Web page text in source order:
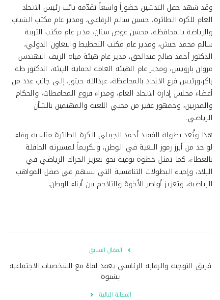
وقد شهد حفل التدشين حضوراً واسعاً تقدّمه نائب رئيس الاتحاد
العام للكرة الطائرة، حسين سالم الرفاعي، ومدير عام مكتب الشباب
والرياضة بالمحافظة، محسن عوض سنان، مدير عام مكتب التربية
سالم محمد حنش، ومدير عام مكتب التخطيط والتعاون الدولي،
الدكتور أحمد صالح عبدالحق، مدير عام هيئة مياه الريف النهندس
مروان بارويس، ومدير عام الهيئة العامة لحماية البيئة، الدكتور طه
باكر،ورئيس فرع الاتحاد بالمحافظة، عبدالله حبتور، إلى جانب عدد من
أعضاء مجلس إدارة الاتحاد العام، ومدراء فروع المحافظات، والحكام
والمدربين، وجمهور غفير من محبي اللعبة والمهتمين بالشأن
الرياضي.
هذا وتُعد بطولة الفقيد أحمد الجبيلي للكرة الطائرة مناسبة وفاء
لواحد من أبرز رموز اللعبة في الوطن، وتكريماً لمسيرته الحافلة
بالعطاء، كما تمثل خطوة نوعية نحو تعزيز الحراك الرياضي في
البلاد، وإحياء البطولات التنافسية التي تسهم في صقل المواهب
الرياضية، وتعزيز أواصر الأخوة والتلاحم بين أبناء الوطن.
المقال السابق
فريق التوجيه والرقابة الرئاسي يعقد لقاءً مع الشخصيات الاجتماعية
بشبوة
المقالة التالية